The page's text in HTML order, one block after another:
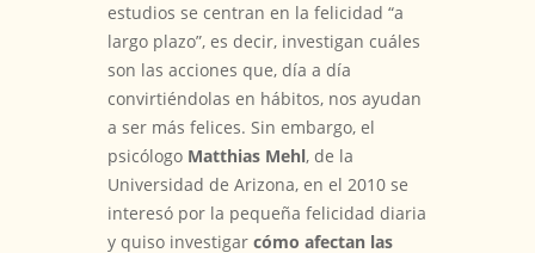
estudios se centran en la felicidad “a
largo plazo”, es decir, investigan cuáles
son las acciones que, día a día
convirtiéndolas en hábitos, nos ayudan
a ser más felices. Sin embargo, el
psicólogo Matthias Mehl, de la
Universidad de Arizona, en el 2010 se
interesó por la pequeña felicidad diaria
y quiso investigar cómo afectan las